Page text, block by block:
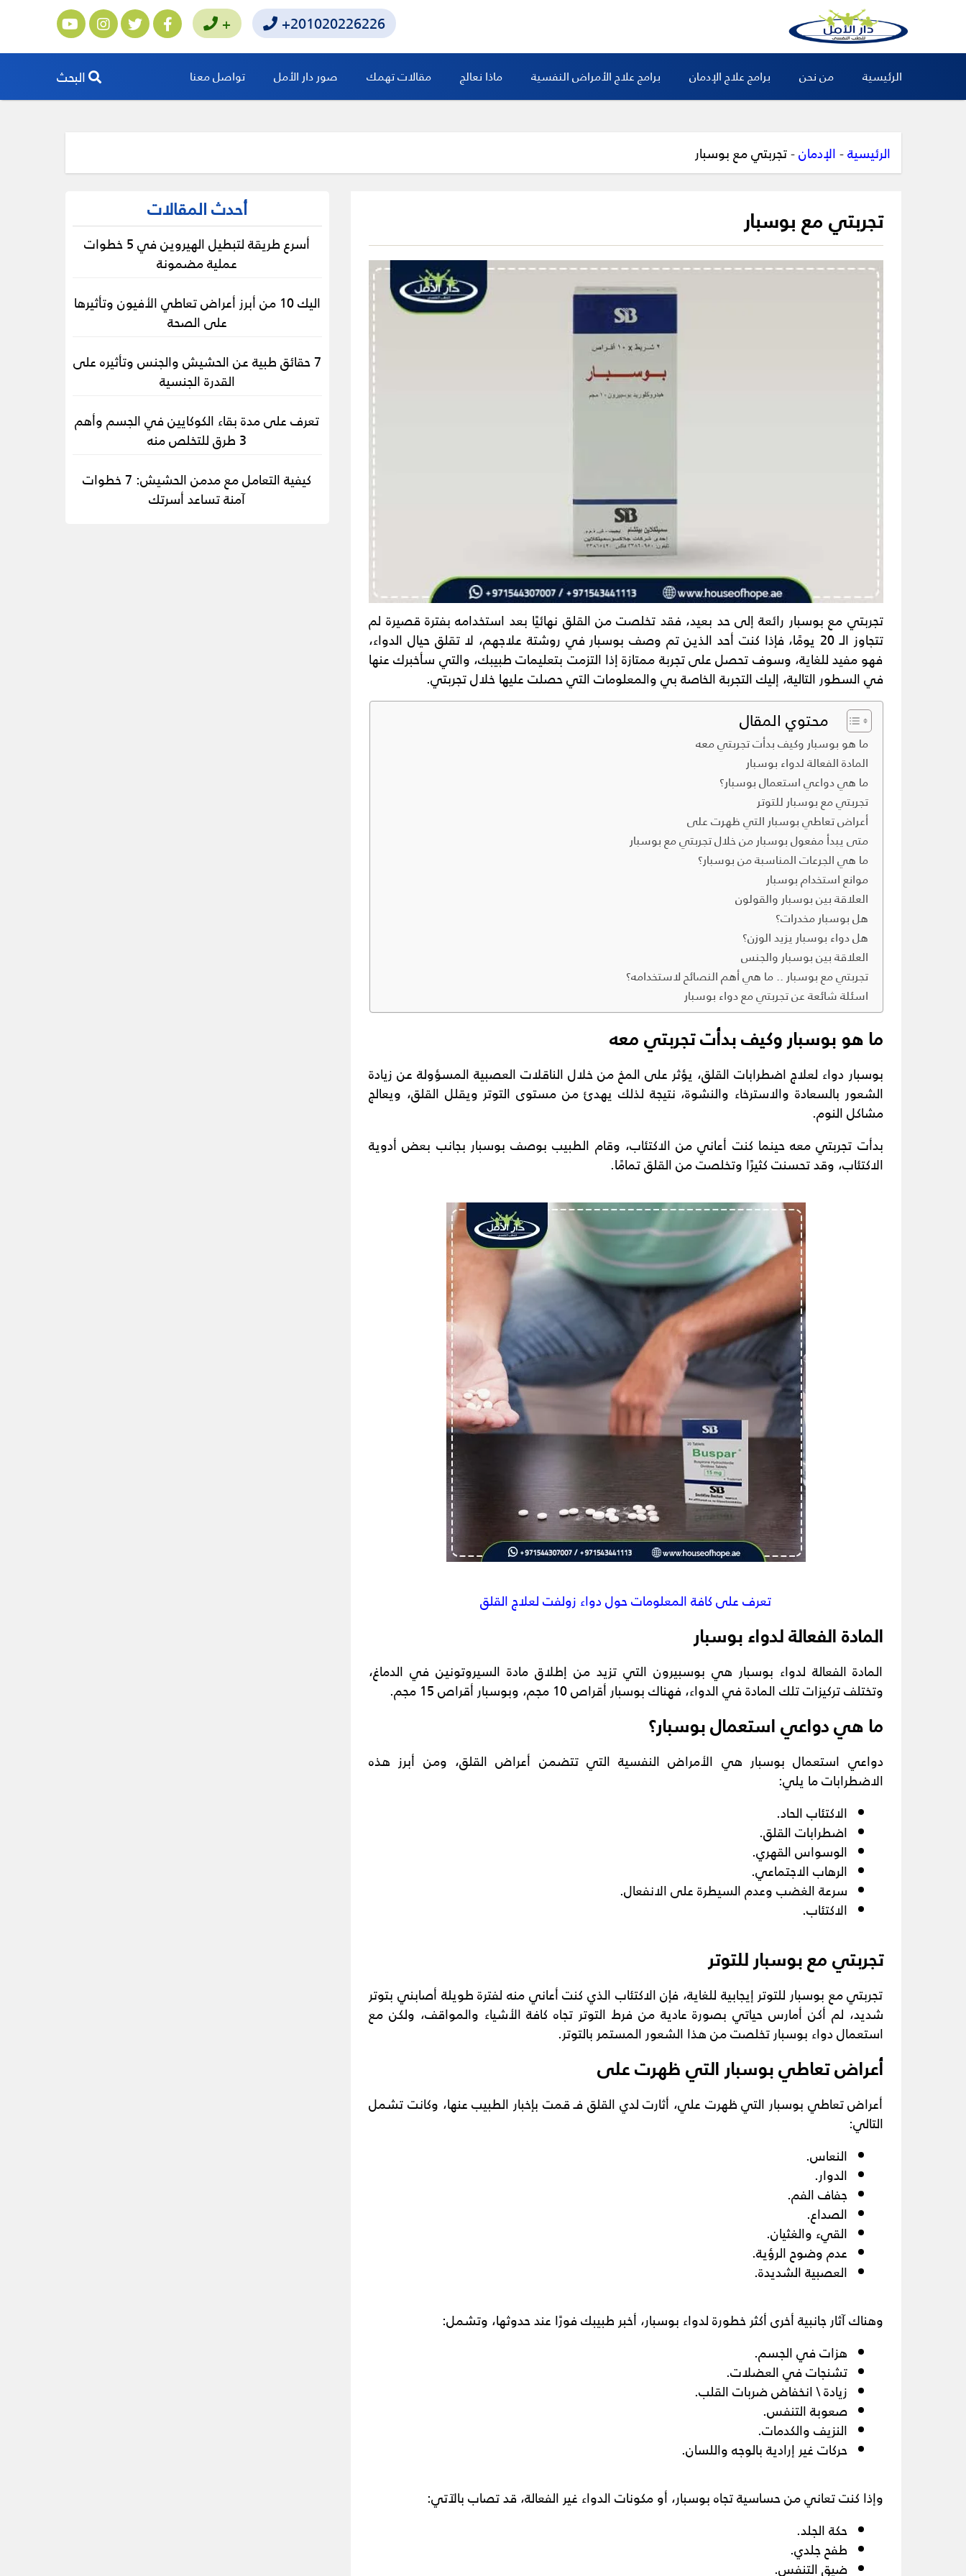
+201020226226
+
الرئيسية من نحن برامج علاج الإدمان برامج علاج الأمراض النفسية ماذا نعالج مقالات تهمك صور دار الأمل تواصل معنا البحث
الرئيسية-الإدمان-تجربتي مع بوسبار
تجربتي مع بوسبار
تجربتي مع بوسبار رائعة إلى حد بعيد، فقد تخلصت من القلق نهائيًا بعد استخدامه بفترة قصيرة لم
تتجاوز الـ 20 يومًا، فإذا كنت أحد الذين تم وصف بوسبار في روشتة علاجهم، لا تقلق حيال الدواء،
فهو مفيد للغاية، وسوف تحصل على تجربة ممتازة إذا التزمت بتعليمات طبيبك، والتي سأخبرك عنها
في السطور التالية، إليك التجربة الخاصة بي والمعلومات التي حصلت عليها خلال تجربتي.
محتوي المقال
ما هو بوسبار وكيف بدأت تجربتي معه
المادة الفعالة لدواء بوسبار
ما هي دواعي استعمال بوسبار؟
تجربتي مع بوسبار للتوتر
أعراض تعاطي بوسبار التي ظهرت على
متى يبدأ مفعول بوسبار من خلال تجربتي مع بوسبار
ما هي الجرعات المناسبة من بوسبار؟
موانع استخدام بوسبار
العلاقة بين بوسبار والقولون
هل بوسبار مخدرات؟
هل دواء بوسبار يزيد الوزن؟
العلاقة بين بوسبار والجنس
تجربتي مع بوسبار .. ما هي أهم النصائح لاستخدامه؟
اسئلة شائعة عن تجربتي مع دواء بوسبار
ما هو بوسبار وكيف بدأت تجربتي معه
بوسبار دواء لعلاج اضطرابات القلق، يؤثر على المخ من خلال الناقلات العصبية المسؤولة عن زيادة
الشعور بالسعادة والاسترخاء والنشوة، نتيجة لذلك يهدئ من مستوى التوتر ويقلل القلق، ويعالج
مشاكل النوم.
بدأت تجربتي معه حينما كنت أعاني من الاكتئاب، وقام الطبيب بوصف بوسبار بجانب بعض أدوية
الاكتئاب، وقد تحسنت كثيرًا وتخلصت من القلق تمامًا.
تعرف على كافة المعلومات حول دواء زولفت لعلاج القلق
المادة الفعالة لدواء بوسبار
المادة الفعالة لدواء بوسبار هي بوسبيرون التي تزيد من إطلاق مادة السيروتونين في الدماغ،
وتختلف تركيزات تلك المادة في الدواء، فهناك بوسبار أقراص 10 مجم، وبوسبار أقراص 15 مجم.
ما هي دواعي استعمال بوسبار؟
دواعي استعمال بوسبار هي الأمراض النفسية التي تتضمن أعراض القلق، ومن أبرز هذه
الاضطرابات ما يلي:
الاكتئاب الحاد.
اضطرابات القلق.
الوسواس القهري.
الرهاب الاجتماعي.
سرعة الغضب وعدم السيطرة على الانفعال.
الاكتئاب.
تجربتي مع بوسبار للتوتر
تجربتي مع بوسبار للتوتر إيجابية للغاية، فإن الاكتئاب الذي كنت أعاني منه لفترة طويلة أصابني بتوتر
شديد، لم أكن أمارس حياتي بصورة عادية من فرط التوتر تجاه كافة الأشياء والمواقف، ولكن مع
استعمال دواء بوسبار تخلصت من هذا الشعور المستمر بالتوتر.
أعراض تعاطي بوسبار التي ظهرت على
أعراض تعاطي بوسبار التي ظهرت علي، أثارت لدي القلق فـ قمت بإخبار الطبيب عنها، وكانت تشمل
التالي:
النعاس.
الدوار.
جفاف الفم.
الصداع.
القيء والغثيان.
عدم وضوح الرؤية.
العصبية الشديدة.
وهناك آثار جانبية أخرى أكثر خطورة لدواء بوسبار، أخبر طبيبك فورًا عند حدوثها، وتشمل:
هزات في الجسم.
تشنجات في العضلات.
زيادة \ انخفاض ضربات القلب.
صعوبة التنفس.
النزيف والكدمات.
حركات غير إرادية بالوجه واللسان.
وإذا كنت تعاني من حساسية تجاه بوسبار، أو مكونات الدواء غير الفعالة، قد تصاب بالآتي:
حكة الجلد.
طفح جلدي.
ضيق التنفس.
أحدث المقالات
أسرع طريقة لتبطيل الهيروين في 5 خطوات
عملية مضمونة
اليك 10 من أبرز أعراض تعاطي الأفيون وتأثيرها
على الصحة
7 حقائق طبية عن الحشيش والجنس وتأثيره على
القدرة الجنسية
تعرف على مدة بقاء الكوكايين في الجسم وأهم
3 طرق للتخلص منه
كيفية التعامل مع مدمن الحشيش: 7 خطوات
آمنة تساعد أسرتك